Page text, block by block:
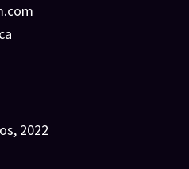
2022